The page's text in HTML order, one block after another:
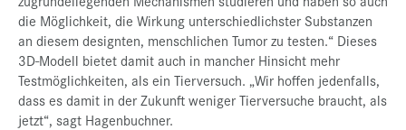
die Möglichkeit, die Wirkung unterschiedlichster Substanzen
an diesem designten, menschlichen Tumor zu testen.“ Dieses
3D-Modell bietet damit auch in mancher Hinsicht mehr
Testmöglichkeiten, als ein Tierversuch. „Wir hoffen jedenfalls,
dass es damit in der Zukunft weniger Tierversuche braucht, als
jetzt“, sagt Hagenbuchner.